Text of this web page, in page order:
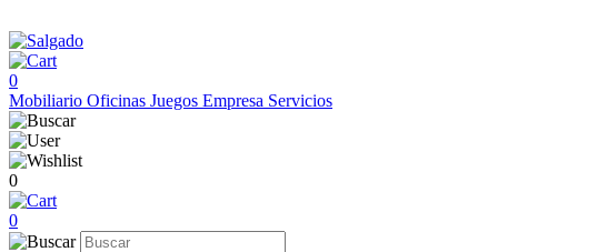
0
Mobiliario Oficinas Juegos Empresa Servicios
0
0